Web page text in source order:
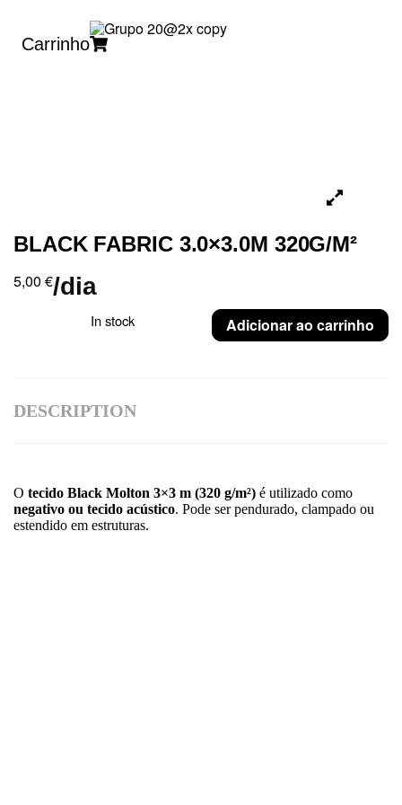
Carrinho
BLACK FABRIC 3.0×3.0M 320G/M²
5,00 €/dia
In stock Adicionar ao carrinho
DESCRIPTION
O tecido Black Molton 3×3 m (320 g/m²) é utilizado como
negativo ou tecido acústico. Pode ser pendurado, clampado ou
estendido em estruturas.